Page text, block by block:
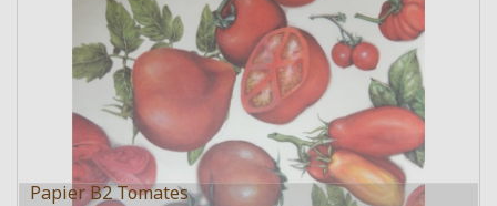
Papier B2 Tomates